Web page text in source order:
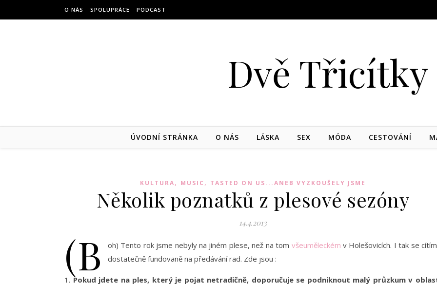
O NÁS SPOLUPRÁCE PODCAST
Dvě Třicítky
ÚVODNÍ STRÁNKA O NÁS LÁSKA SEX MÓDA CESTOVÁNÍ
KULTURA, MUSIC , TASTED ON US...ANEB VYZKOUŠELY JSME
Několik poznatků z plesové sezóny
14.4.2013
(B oh) Tento rok jsme nebyly na jiném plese, než na tom všeuměleckém v Holešovicích. I tak se
dostatečně fundovaně na předávání rad. Zde jsou :
1. Pokud jdete na ples, který je pojat netradičně, doporučuje se podniknout malý průzkum v